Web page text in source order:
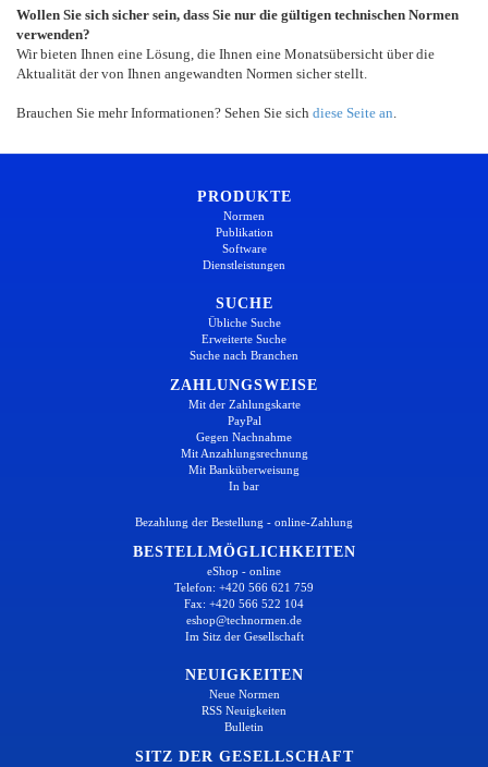
Wollen Sie sich sicher sein, dass Sie nur die gültigen technischen Normen
verwenden?
Wir bieten Ihnen eine Lösung, die Ihnen eine Monatsübersicht über die
Aktualität der von Ihnen angewandten Normen sicher stellt.
Brauchen Sie mehr Informationen? Sehen Sie sich diese Seite an
PRODUKTE
Normen
Publikation
Software
Dienstleistungen
SUCHE
Übliche Suche
Erweiterte Suche
Suche nach Branchen
ZAHLUNGSWEISE
Mit der Zahlungskarte
PayPal
Gegen Nachnahme
Mit Anzahlungsrechnung
Mit Banküberweisung
In bar
Bezahlung der Bestellung - online-Zahlung
BESTELLMÖGLICHKEITEN
eShop - online
Telefon: +420 566 621 759
Fax: +420 566 522 104
eshop@technormen.de
Im Sitz der Gesellschaft
NEUIGKEITEN
Neue Normen
RSS Neuigkeiten
Bulletin
SITZ DER GESELLSCHAFT